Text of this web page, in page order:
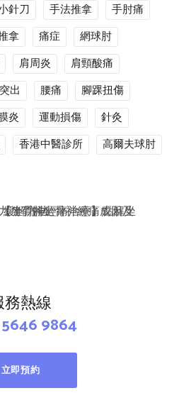
針刀 手法推拿
手肘痛
拿 痛症
網球肘
肩周炎
肩頸酸痛
出 腰痛
腳踝扭傷
炎 運動損傷
針灸
香港中醫診所 高爾夫球肘
務熱線
9864
立即預約